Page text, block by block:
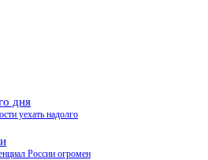
дня
уехать надолго
России огромен